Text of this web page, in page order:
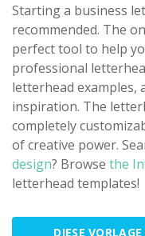
Starting a business
recommended. The
perfect tool to help
professional
letterhead examples,
inspiration. The
completely
of creative power.
design? Browse the
letterhead templates!
DIESE